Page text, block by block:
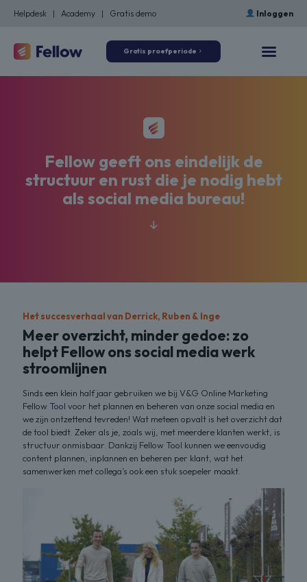
Helpdesk | Academy | Gratis demo Inloggen
Gratis proefperiode
Fellow geeft ons eindelijk de
structuur en rust die je nodig hebt
als social media bureau!
Het succesverhaal van Derrick, Ruben & Inge
Meer overzicht, minder gedoe: zo
helpt Fellow ons social media werk
stroomlijnen
Sinds een klein half jaar gebruiken we bij V&G Online Marketing
Fellow Tool voor het plannen en beheren van onze social media en
we zijn ontzettend tevreden! Wat meteen opvalt is het overzicht dat
de tool biedt. Zeker als je, zoals wij, met meerdere klanten werkt, is
structuur onmisbaar. Dankzij Fellow Tool kunnen we eenvoudig
content plannen, inplannen en beheren per klant, wat het
samenwerken met collega’s ook een stuk soepeler maakt.